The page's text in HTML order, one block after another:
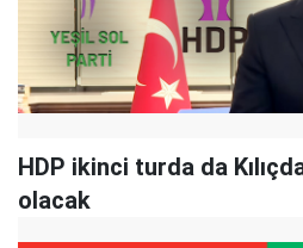
HDP ikinci turda da
olacak